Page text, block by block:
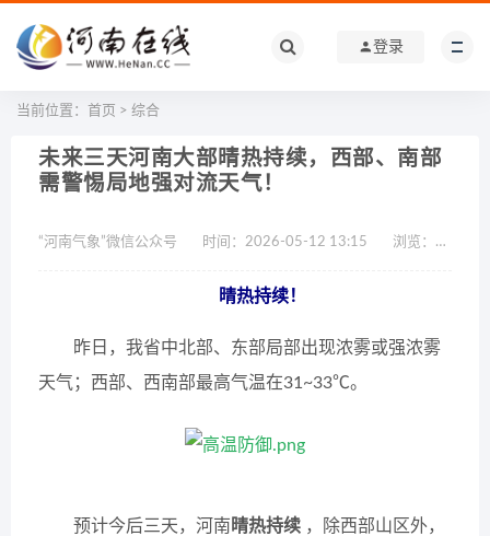
登录
当前位置： 首页 > 综合
未来三天河南大部晴热持续，西部、南部
需警惕局地强对流天气！
“河南气象”微信公众号 时间：2026-05-12 13:15 浏览： 23086
晴热持续！
昨日，我省中北部、东部局部出现浓雾或强浓雾
天气；西部、西南部最高气温在31~33℃。
预计今后三天，河南 晴热持续 ，除西部山区外，